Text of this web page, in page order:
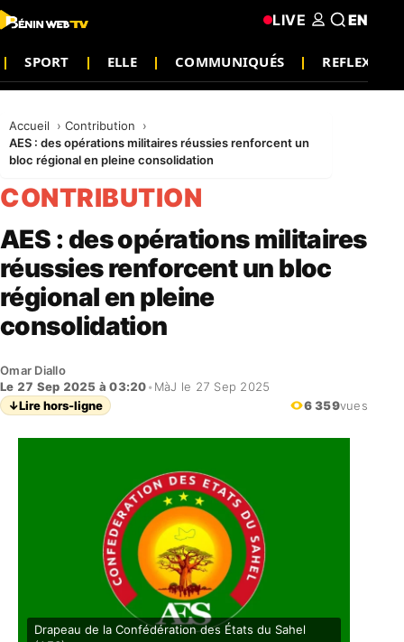
SPORT ELLE COMMUNIQUÉS REFLEXION
LIVE EN
Accueil
Contribution
AES : des opérations militaires réussies renforcent un
bloc régional en pleine consolidation
CONTRIBUTION
AES : des opérations militaires
réussies renforcent un bloc
régional en pleine
consolidation
Omar Diallo
Le 27 Sep 2025 à 03:20• MàJ le 27 Sep 2025
↓Lire hors-ligne 6 359vues
Drapeau de la Confédération des États du Sahel